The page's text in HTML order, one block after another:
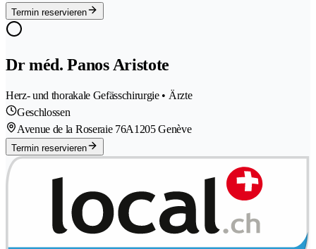
Termin reservieren
Dr méd. Panos Aristote
Herz- und thorakale Gefässchirurgie • Ärzte
Geschlossen
Avenue de la Roseraie 76A1205 Genève
Termin reservieren